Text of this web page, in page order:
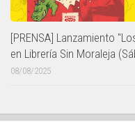
[PRENSA] Lanzamiento
en Librería Sin Moraleja
08/08/2025